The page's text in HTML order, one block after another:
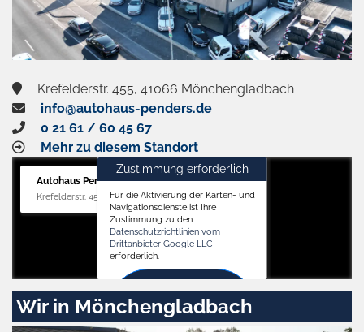
Krefelderstr. 455, 41066 Mönchengladbach
info@autohaus-penders.de
0 21 61 / 60 45 67
Mehr zu diesem Standort
Autohaus Penders (Verkauf)
Krefelderstr. 455, 41066 Mönchengladbach
Zustimmung erforderlich
Für die Aktivierung der Karten- und
Navigationsdienste ist Ihre
Zustimmung zu den
Datenschutzrichtlinien vom
Drittanbieter Google LLC
erforderlich.
Zustimmen
und
aktivieren
Wir in Mönchengladbach